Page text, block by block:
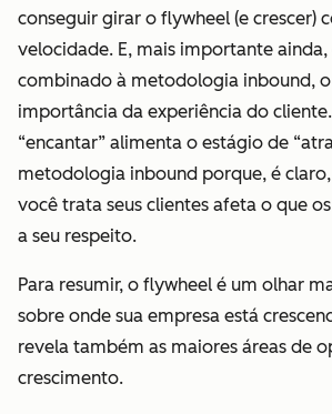
conseguir girar o flywheel (e crescer)
velocidade. E, mais importante
combinado à metodologia inbound,
importância da experiência do
“encantar” alimenta o estágio de
metodologia inbound porque, é claro
você trata seus clientes afeta o que
a seu respeito.
Para resumir, o flywheel é um olhar
sobre onde sua empresa está
revela também as maiores áreas de
crescimento.